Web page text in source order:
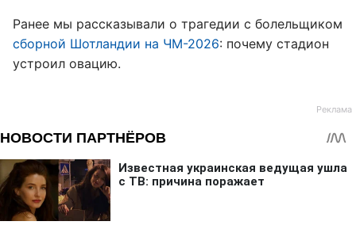
Ранее мы рассказывали о трагедии с болельщиком
сборной Шотландии на ЧМ-2026: почему стадион
устроил овацию.